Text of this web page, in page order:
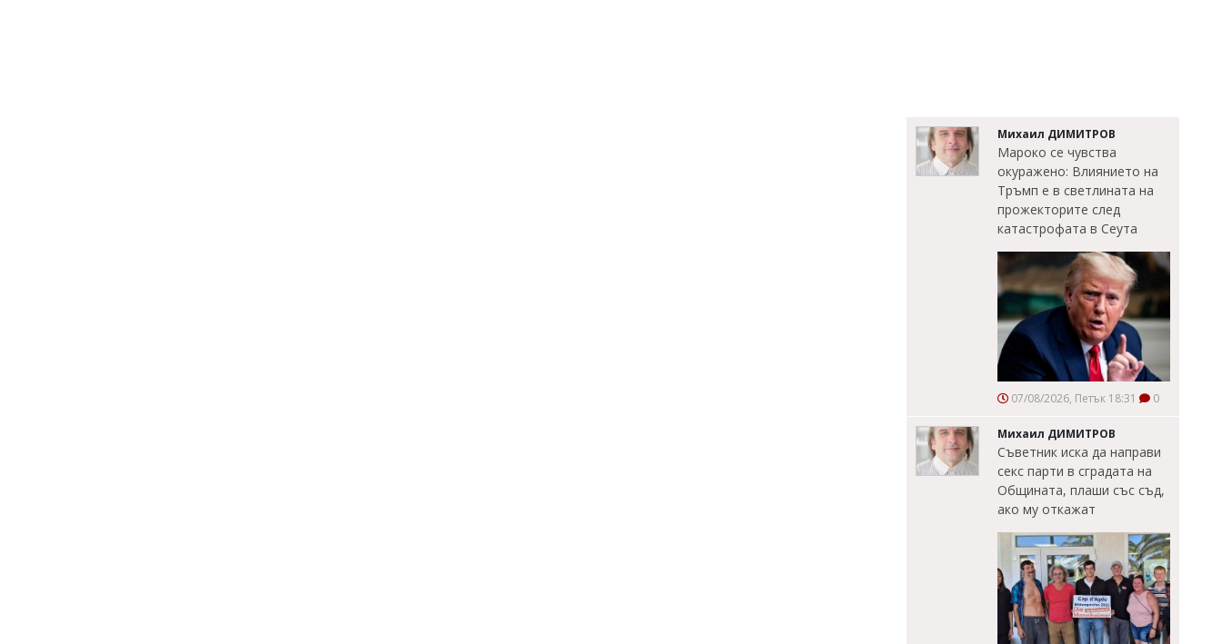
Михаил ДИМИТРОВ
Мароко се чувства
окуражено: Влиянието на
Тръмп е в светлината на
прожекторите след
катастрофата в Сеута
07/08/2026, Петък 18:31 0
Михаил ДИМИТРОВ
Съветник иска да направи
секс парти в сградата на
Общината, плаши със съд,
ако му откажат